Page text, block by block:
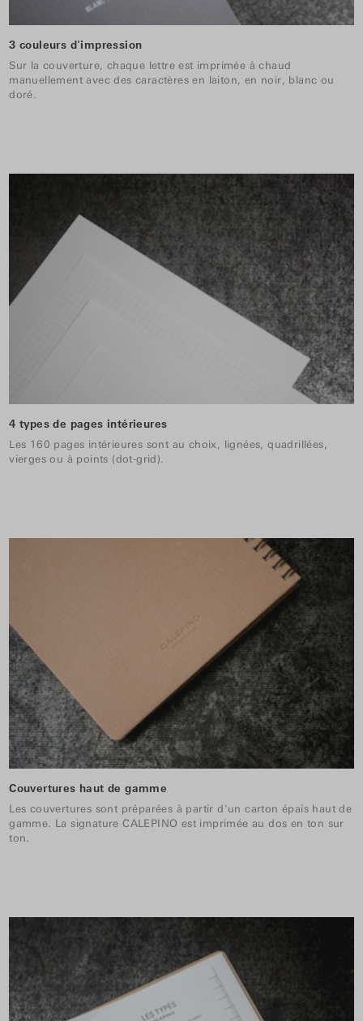
3 couleurs d'impression
Sur la couverture, chaque lettre est imprimée à chaud
manuellement avec des caractères en laiton, en noir, blanc ou
doré.
4 types de pages intérieures
Les 160 pages intérieures sont au choix, lignées, quadrillées,
vierges ou à points (dot-grid).
Couvertures haut de gamme
Les couvertures sont préparées à partir d'un carton épais haut de
gamme. La signature CALEPINO est imprimée au dos en ton sur
ton.